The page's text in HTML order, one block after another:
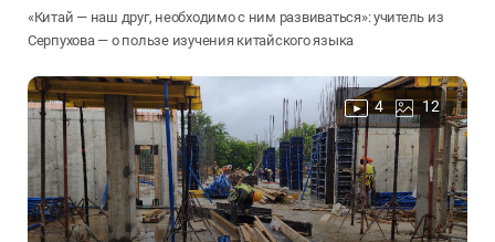
«Китай — наш друг, необходимо с ним развиваться»: учитель из
Серпухова — о пользе изучения китайского языка
4 12